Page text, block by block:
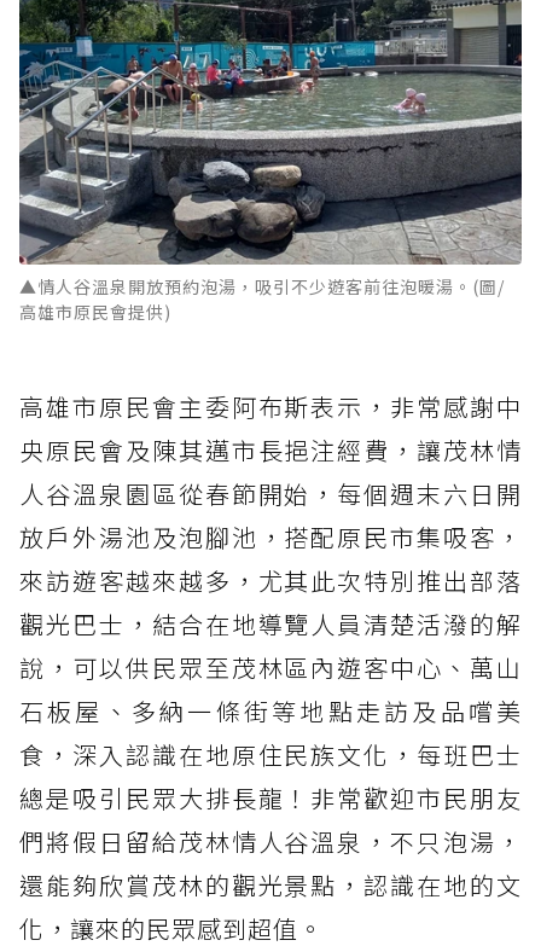
▲情人谷溫泉開放預約泡湯，吸引不少遊客前往泡暖湯。(圖/
高雄市原民會提供)
高雄市原民會主委阿布斯表示，非常感謝中
央原民會及陳其邁市長挹注經費，讓茂林情
人谷溫泉園區從春節開始，每個週末六日開
放戶外湯池及泡腳池，搭配原民市集吸客，
來訪遊客越來越多，尤其此次特別推出部落
觀光巴士，結合在地導覽人員清楚活潑的解
說，可以供民眾至茂林區內遊客中心、萬山
石板屋、多納一條街等地點走訪及品嚐美
食，深入認識在地原住民族文化，每班巴士
總是吸引民眾大排長龍！非常歡迎市民朋友
們將假日留給茂林情人谷溫泉，不只泡湯，
還能夠欣賞茂林的觀光景點，認識在地的文
化，讓來的民眾感到超值。